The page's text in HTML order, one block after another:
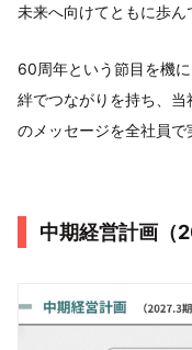
未来へ向けてともに歩ん
60周年という節目を機
絆でつながりを持ち、当
のメッセージを全社員で
中期経営計画（